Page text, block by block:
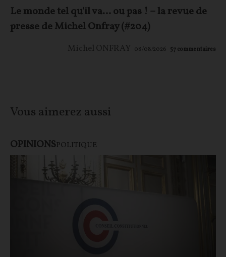
Le monde tel qu'il va… ou pas ! – la revue de
presse de Michel Onfray (#204)
Michel ONFRAY 08/08/2026 57commentaires
Vous aimerez aussi
OPINIONSPOLITIQUE